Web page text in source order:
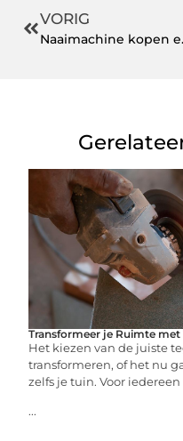
VORIG
Transformeer je Ruimte met
Het kiezen van de juiste
transformeren, of het nu
zelfs je tuin. Voor iedereen
...